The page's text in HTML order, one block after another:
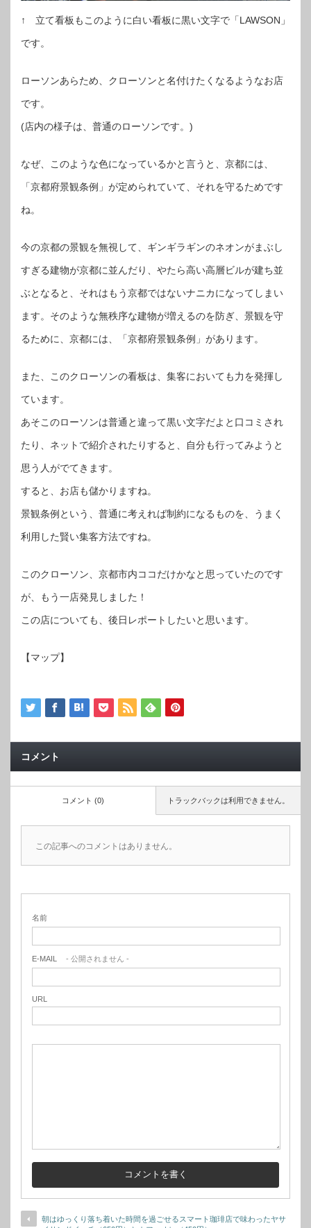
↑ 立て看板もこのように白い看板に黒い文字で「LAWSON」
です。
ローソンあらため、クローソンと名付けたくなるようなお店
です。
(店内の様子は、普通のローソンです。)
なぜ、このような色になっているかと言うと、京都には、
「京都府景観条例」が定められていて、それを守るためです
ね。
今の京都の景観を無視して、ギンギラギンのネオンがまぶし
すぎる建物が京都に並んだり、やたら高い高層ビルが建ち並
ぶとなると、それはもう京都ではないナニカになってしまい
ます。そのような無秩序な建物が増えるのを防ぎ、景観を守
るために、京都には、「京都府景観条例」があります。
また、このクローソンの看板は、集客においても力を発揮し
ています。
あそこのローソンは普通と違って黒い文字だよと口コミされ
たり、ネットで紹介されたりすると、自分も行ってみようと
思う人がでてきます。
すると、お店も儲かりますね。
景観条例という、普通に考えれば制約になるものを、うまく
利用した賢い集客方法ですね。
このクローソン、京都市内ココだけかなと思っていたのです
が、もう一店発見しました！
この店についても、後日レポートしたいと思います。
【マップ】
コメント
トラックバックは利用できません。
コメント (0)
この記事へのコメントはありません。
名前
E-MAIL - 公開されません -
URL
朝はゆっくり落ち着いた時間を過ごせるスマート珈琲店で味わったヤサ